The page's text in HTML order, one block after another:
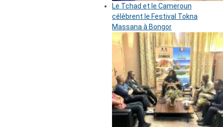
Le Tchad et le Cameroun
célèbrent le Festival Tokna
Massana à Bongor